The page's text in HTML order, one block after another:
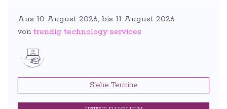
Aus 10 August 2026, bis 11 August 2026
von trendig technology services
Siehe Termine